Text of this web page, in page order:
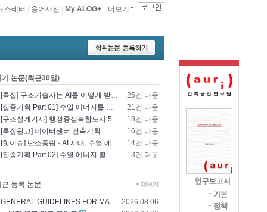
더보기
My ALOG+
용어사전
스레터
기 논문(최근30일)
[특집] 구조기술사는 AI를 어떻게 받아들일 것인가? - 영국구조기술사회의 AI 및 L..
25건 다운
[집중기획 Part 01] 수열 에너지를 이용한 건물 냉난방 및 데이터센터 냉각
21건 다운
[구조설계기사] 행정중심복합도시 5-1생활권 L5BL 공공주택 건설공사 모듈러 건축물 ..
18건 다운
[특집원고] 데이터센터 건축계획
16건 다운
[핫이슈] 탄소중립 · AI 시대, 수열 에너지 기술의 재조명과 고도화 방향
14건 다운
[집중기획 Part 02] 수열 에너지 활용 기술 및 수열 플랜트 적용
13건 다운
근 등록 논문
GENERAL GUIDELINES FOR MA.. 2026.08.06